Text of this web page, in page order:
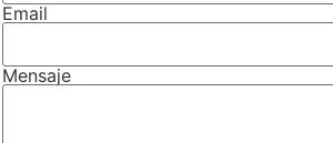
Email
Mensaje